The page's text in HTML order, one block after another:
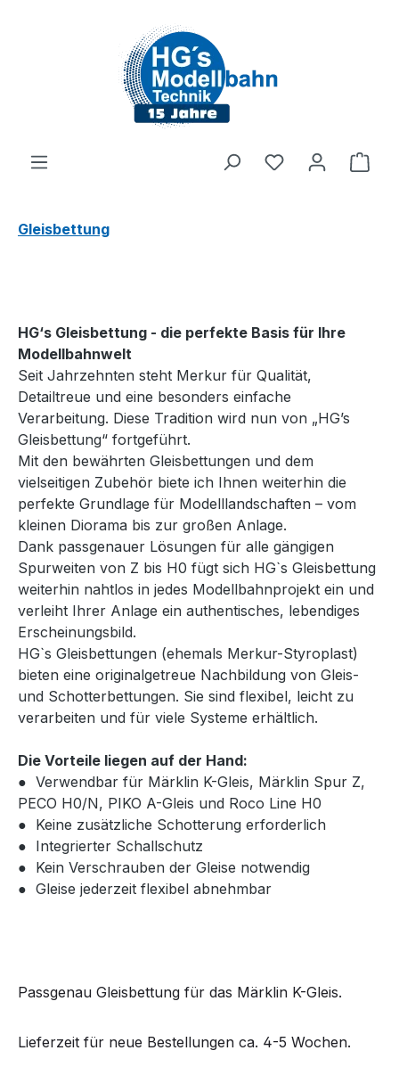
Zum Hauptinhalt springen
Du hast 0
Gleisbettung
HG‘s Gleisbettung - die perfekte Basis für Ihre
Modellbahnwelt
Seit Jahrzehnten steht Merkur für Qualität,
Detailtreue und eine besonders einfache
Verarbeitung. Diese Tradition wird nun von „HG’s
Gleisbettung“ fortgeführt.
Mit den bewährten Gleisbettungen und dem
vielseitigen Zubehör biete ich Ihnen weiterhin die
perfekte Grundlage für Modelllandschaften – vom
kleinen Diorama bis zur großen Anlage.
Dank passgenauer Lösungen für alle gängigen
Spurweiten von Z bis H0 fügt sich HG`s Gleisbettung
weiterhin nahtlos in jedes Modellbahnprojekt ein und
verleiht Ihrer Anlage ein authentisches, lebendiges
Erscheinungsbild.
HG`s Gleisbettungen (ehemals Merkur-Styroplast)
bieten eine originalgetreue Nachbildung von Gleis-
und Schotterbettungen. Sie sind flexibel, leicht zu
verarbeiten und für viele Systeme erhältlich.
Die Vorteile liegen auf der Hand:
● Verwendbar für Märklin K-Gleis, Märklin Spur Z,
PECO H0/N, PIKO A-Gleis und Roco Line H0
● Keine zusätzliche Schotterung erforderlich
● Integrierter Schallschutz
● Kein Verschrauben der Gleise notwendig
● Gleise jederzeit flexibel abnehmbar
Passgenau Gleisbettung für das Märklin K-Gleis.
Lieferzeit für neue Bestellungen ca. 4-5 Wochen.